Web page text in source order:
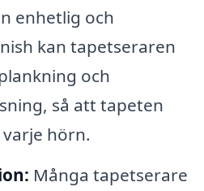
enhetlig och
kan tapetseraren
och
så att tapeten
hörn.
Många tapetserare